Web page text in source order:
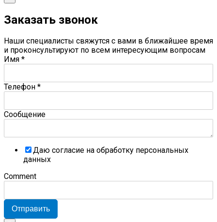
Заказать звонок
Наши специалисты свяжутся с вами в ближайшее время
и проконсультируют по всем интересующим вопросам
Имя *
Телефон *
Сообщение
Даю согласие на обработку персональных
данных
Comment
Отправить